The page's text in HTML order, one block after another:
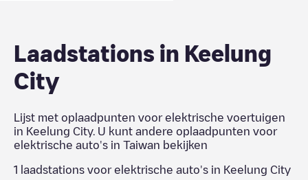
Laadstations in Keelung
City
Lijst met oplaadpunten voor elektrische voertuigen
in Keelung City. U kunt andere oplaadpunten voor
elektrische auto's in Taiwan bekijken
1 laadstations voor elektrische auto's in Keelung City